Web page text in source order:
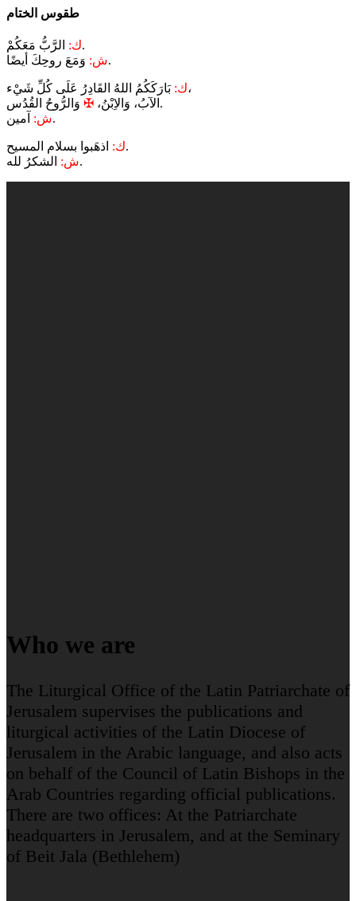
طقوس الختام
ك:الرَّبُّ مَعَكُمْ.
ش:وَمَعَ روحِكَ أيضًا.
ك:بَارَكَكُمُ اللهُ القَادِرُ عَلَى كُلِّ شَيْء،
الآبُ، وَالاِبْنُ، ✠
وَالرُّوحُ القُدُس.
ش:آمين.
ك:اذهَبوا بسلام المسيح.
ش:الشكرُ لله.
Who we are
The Liturgical Office of the Latin Patriarchate of
Jerusalem supervises the publications and
liturgical activities of the Latin Diocese of
Jerusalem in the Arabic language, and also acts
on behalf of the Council of Latin Bishops in the
Arab Countries regarding official publications.
There are two offices: At the Patriarchate
headquarters in Jerusalem, and at the Seminary
of Beit Jala (Bethlehem)